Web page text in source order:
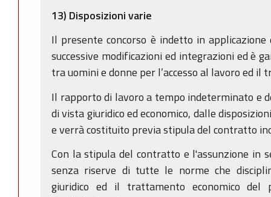
13) Disposizioni varie
Il presente concorso è indetto in
successive modificazioni ed integrazioni ed è
tra uomini e donne per l’accesso al lavoro ed
Il rapporto di lavoro a tempo indeterminato e
di vista giuridico ed economico, dalle
e verrà costituito previa stipula del contratto
Con la stipula del contratto e l'assunzione in
senza riserve di tutte le norme che
giuridico ed il trattamento economico del